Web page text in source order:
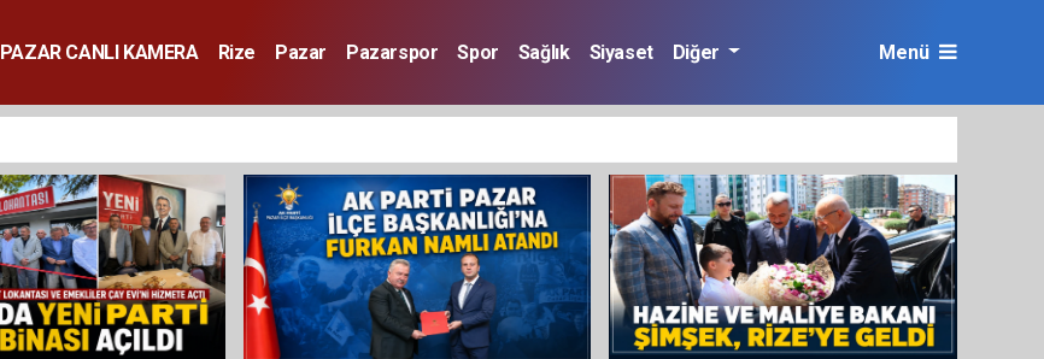
PAZAR CANLI KAMERA Rize Pazar Pazarspor Spor Sağlık Siyaset Diğer Menü